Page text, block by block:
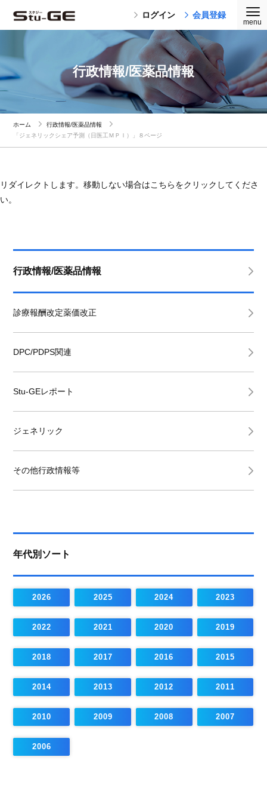
ログイン 会員登録
行政情報/医薬品情報
ホーム
行政情報/医薬品情報
「ジェネリックシェア予測（日医工ＭＰＩ）」８ページ
リダイレクトします。移動しない場合はこちらをクリックしてくださ
い。
行政情報/医薬品情報
診療報酬改定薬価改正
DPC/PDPS関連
Stu-GEレポート
ジェネリック
その他行政情報等
年代別ソート
2026 2025 2024 2023
2022 2021 2020 2019
2018 2017 2016 2015
2014 2013 2012 2011
2010 2009 2008 2007
2006